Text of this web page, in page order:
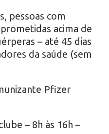
pessoas com
acima de
– até 45 dias
da saúde (sem
Pfizer
– 8h às 16h –